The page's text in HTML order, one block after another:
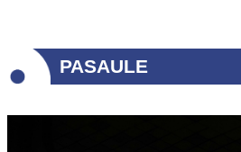
PASAULE